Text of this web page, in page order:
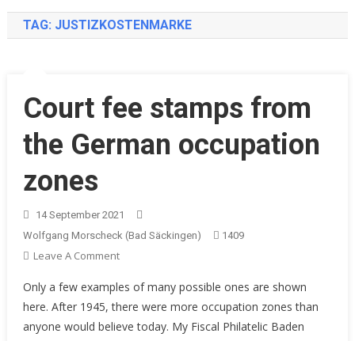
TAG: JUSTIZKOSTENMARKE
Court fee stamps from
the German occupation
zones
14 September 2021
Wolfgang Morscheck (Bad Säckingen)
1409
Leave A CommentOn
Fee
Stamps
From
Only a few examples of many possible ones are shown
here. After 1945, there were more occupation zones than
anyone would believe today. My Fiscal Philatelic Baden